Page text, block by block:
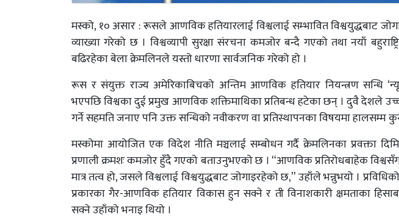
मस्को, १० असार : रूसले आणविक हतियारलाई विश्वलाई सम्भावित विश्वयुद्धबाट
व्याख्या गरेको छ । विश्वव्यापी सुरक्षा संरचना कमजोर बन्दै गएको तथा नयाँ
बढिरहेका बेला क्रेमलिनले यस्तो धारणा सार्वजनिक गरेको हो ।
रूस र संयुक्त राज्य अमेरिकाबिचको अन्तिम आणविक हतियार नियन्त्रण सन्धि ‘न्यू
भएपछि विश्वका दुई प्रमुख आणविक शक्तिमाथिका प्रतिबन्ध हटेका छन् । दुवै देशले
गर्ने सहमति जनाए पनि उक्त सन्धिको नवीकरण वा प्रतिस्थापनका विषयमा हालसम्म
मस्कोमा आयोजित एक विदेश नीति मञ्चलाई सम्बोधन गर्दै क्रेमलिनका प्रवक्ता
प्रणाली क्रमशः कमजोर हुँदै गएको बताउनुभएको छ । “आणविक प्रतिरोधबाहेक
मात्र तत्व हो, जसले विश्वलाई विश्वयुद्धबाट जोगाइरहेको छ,” उहाँले भन्नुभयो ।
प्रकारका गैर-आणविक हतियार विकास हुन सक्ने र ती विनाशकारी क्षमताका
सक्ने उहाँको भनाइ थियो ।